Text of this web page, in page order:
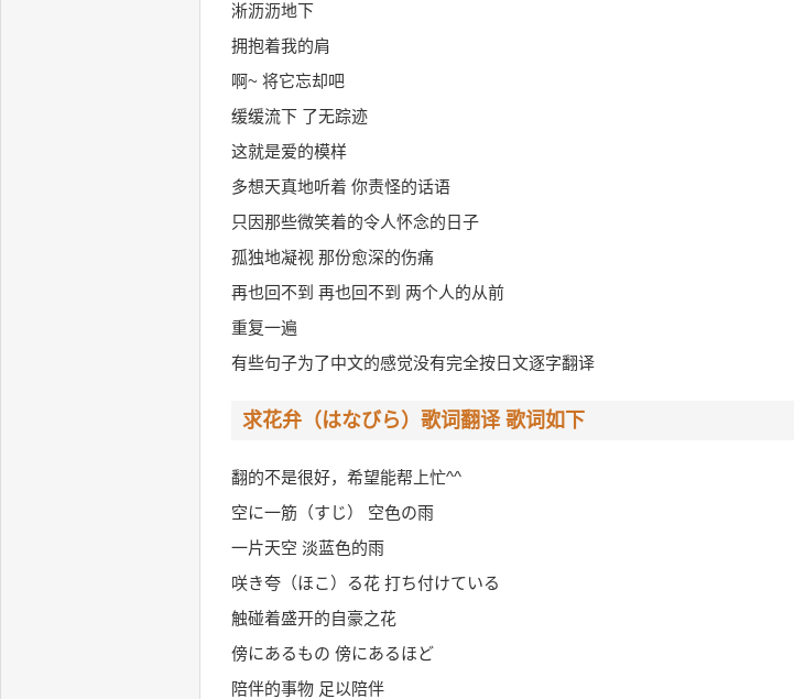
淅沥沥地下
拥抱着我的肩
啊~ 将它忘却吧
缓缓流下 了无踪迹
这就是爱的模样
多想天真地听着 你责怪的话语
只因那些微笑着的令人怀念的日子
孤独地凝视 那份愈深的伤痛
再也回不到 再也回不到 两个人的从前
重复一遍
有些句子为了中文的感觉没有完全按日文逐字翻译
求花弁（はなびら）歌词翻译 歌词如下
翻的不是很好，希望能帮上忙^^
空に一筋（すじ） 空色の雨
一片天空 淡蓝色的雨
咲き夸（ほこ）る花 打ち付けている
触碰着盛开的自豪之花
傍にあるもの 傍にあるほど
陪伴的事物 足以陪伴